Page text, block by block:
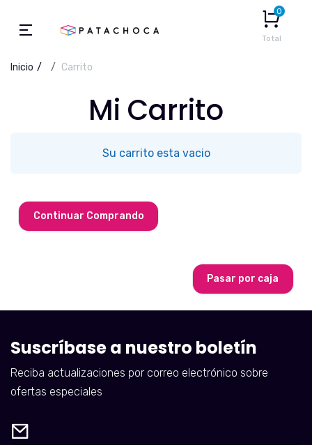
0
Total
Inicio Carrito
Mi Carrito
Su carrito esta vacio
Continuar Comprando
Pasar por caja
Suscríbase a nuestro boletín
Reciba actualizaciones por correo electrónico sobre
ofertas especiales